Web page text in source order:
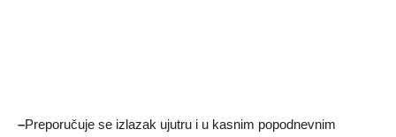
–Preporučuje se izlazak ujutru i u kasnim popodnevnim